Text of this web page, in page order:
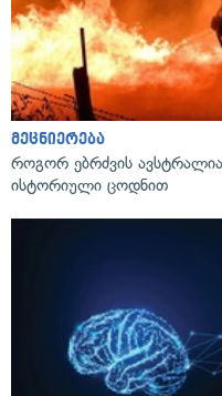
მეცნიერება
როგორ ებრძვის
ისტორიული ცოდნით